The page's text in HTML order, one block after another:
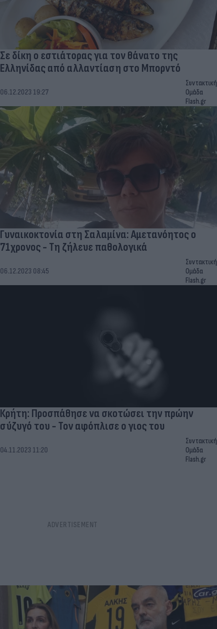
Σε δίκη ο εστιάτορας για τον θάνατο της
Ελληνίδας από αλλαντίαση στο Μπορντό
06.12.2023 19:27
Συντακτική
Ομάδα
Flash.gr
Γυναικοκτονία στη Σαλαμίνα: Αμετανόητος ο
71χρονος - Τη ζήλευε παθολογικά
06.12.2023 08:45
Συντακτική
Ομάδα
Flash.gr
Κρήτη: Προσπάθησε να σκοτώσει την πρώην
σύζυγό του - Τον αφόπλισε ο γιος του
04.11.2023 11:20
Συντακτική
Ομάδα
Flash.gr